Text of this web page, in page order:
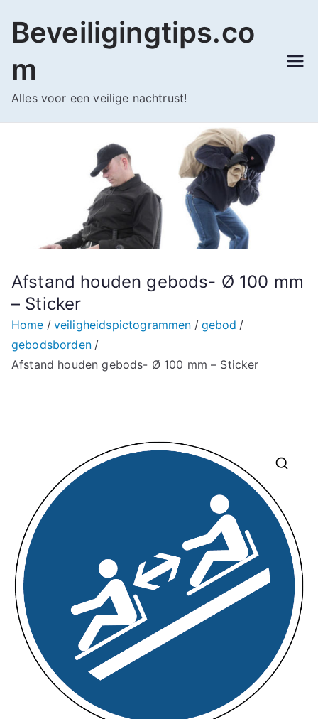
naar
inhoud
Beveiligingtips.co
m
Alles voor een veilige nachtrust!
Afstand houden gebods- Ø 100 mm
– Sticker
Home veiligheidspictogrammen
gebod
gebodsborden
Afstand houden gebods- Ø 100 mm – Sticker